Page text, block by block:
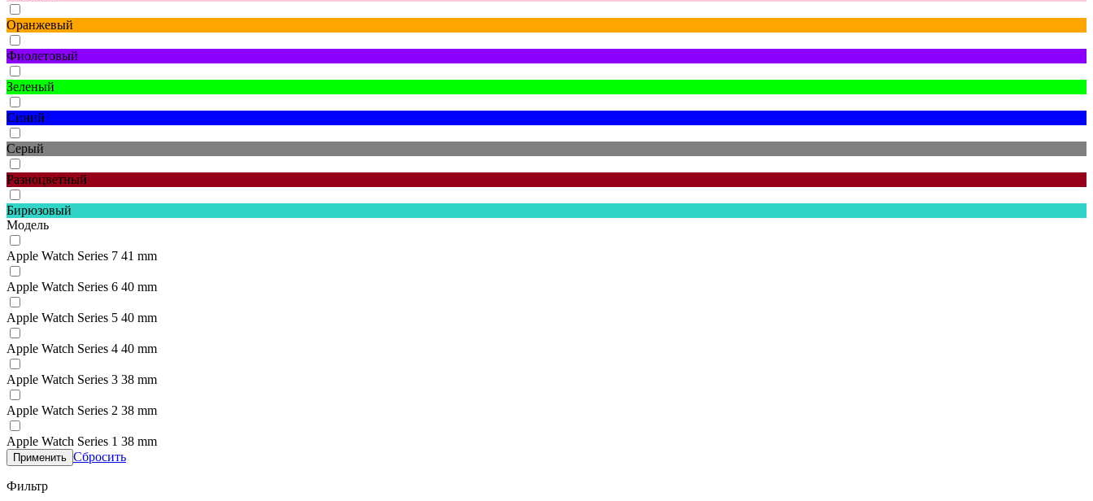
Оранжевый
Фиолетовый
Зеленый
Синий
Серый
Разноцветный
Бирюзовый
Модель
Apple Watch Series 7 41 mm
Apple Watch Series 6 40 mm
Apple Watch Series 5 40 mm
Apple Watch Series 4 40 mm
Apple Watch Series 3 38 mm
Apple Watch Series 2 38 mm
Apple Watch Series 1 38 mm
Применить Сбросить
Фильтр